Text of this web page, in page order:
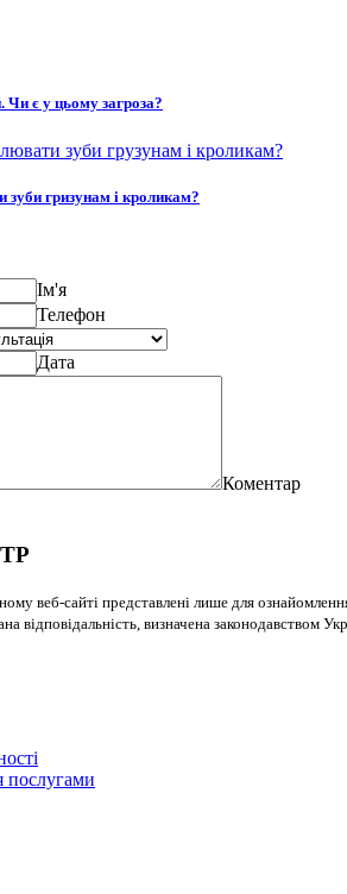
Чи є у цьому загроза?
зуби гризунам і кроликам?
Ім'я
Телефон
Дата
Коментар
веб-сайті представлені лише для
відповідальність, визначена законодавством
послугами